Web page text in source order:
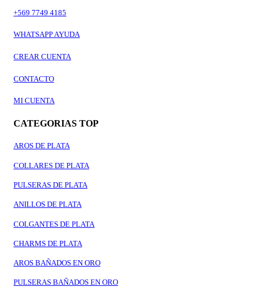
+569 7749 4185
WHATSAPP AYUDA
CREAR CUENTA
CONTACTO
MI CUENTA
CATEGORIAS TOP
AROS DE PLATA
COLLARES DE PLATA
PULSERAS DE PLATA
ANILLOS DE PLATA
COLGANTES DE PLATA
CHARMS DE PLATA
AROS BAÑADOS EN ORO
PULSERAS BAÑADOS EN ORO